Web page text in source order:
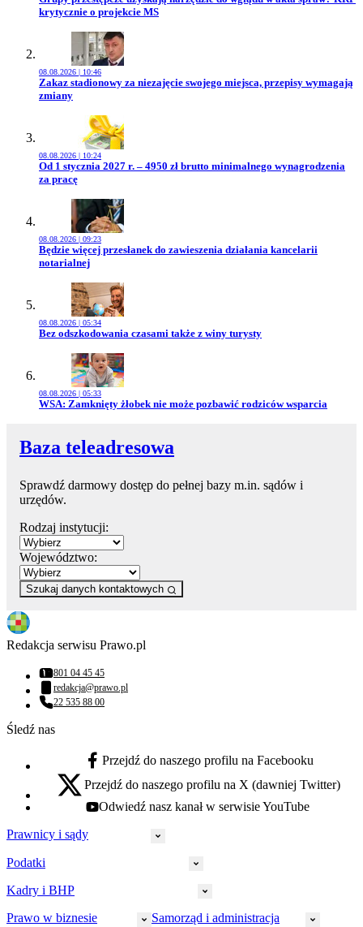
krytycznie o projekcie MS
08.08.2026 | 10:46
Przejdź do artykułu:
Zakaz stadionowy za niezajęcie swojego miejsca, przepisy wymagają
zmiany
08.08.2026 | 10:24
Przejdź do artykułu:
Od 1 stycznia 2027 r. – 4950 zł brutto minimalnego wynagrodzenia
za pracę
08.08.2026 | 09:23
Przejdź do artykułu:
Będzie więcej przesłanek do zawieszenia działania kancelarii
notarialnej
08.08.2026 | 05:34
Przejdź do artykułu:
Bez odszkodowania czasami także z winy turysty
08.08.2026 | 05:33
Przejdź do artykułu:
WSA: Zamknięty żłobek nie może pozbawić rodziców wsparcia
Baza teleadresowa
Sprawdź darmowy dostęp do pełnej bazy m.in. sądów i
urzędów.
Rodzaj instytucji:
Województwo:
Szukaj danych kontaktowych
Redakcja serwisu Prawo.pl
Numer telefonu:
801 04 45 45
Adres email:
redakcja@prawo.pl
Numer telefonu:
22 535 88 00
Śledź nas
facebook - otwiera się w nowej karcie
Przejdź do naszego profilu na Facebooku
x - otwiera się w nowej karcie
Przejdź do naszego profilu na X (dawniej Twitter)
youtube - otwiera się w nowej karcie
Odwiedź nasz kanał w serwisie YouTube
Prawnicy i sądy
Prawnicy
Policja
Podatki
CIT
Kadry i BHP
Prawo w biznesie Samorząd i administracja